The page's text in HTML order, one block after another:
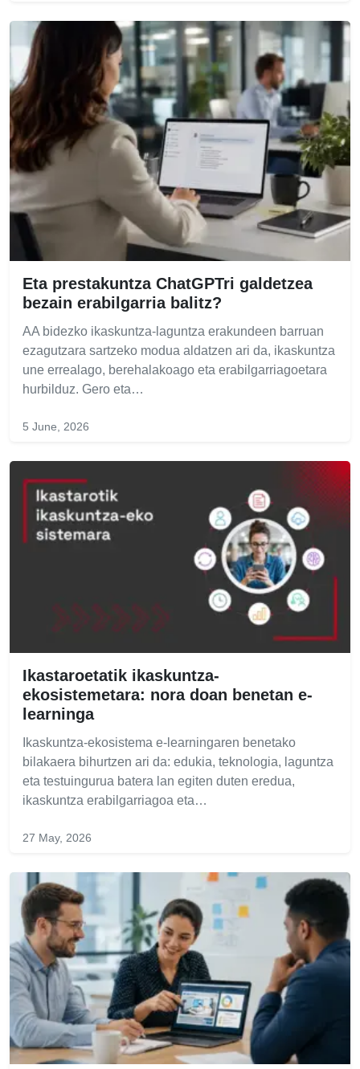
Eta prestakuntza ChatGPTri galdetzea
bezain erabilgarria balitz?
AA bidezko ikaskuntza-laguntza erakundeen barruan
ezagutzara sartzeko modua aldatzen ari da, ikaskuntza
une errealago, berehalakoago eta erabilgarriagoetara
hurbilduz. Gero eta…
5 June, 2026
Ikastaroetatik ikaskuntza-
ekosistemetara: nora doan benetan e-
learninga
Ikaskuntza-ekosistema e-learningaren benetako
bilakaera bihurtzen ari da: edukia, teknologia, laguntza
eta testuingurua batera lan egiten duten eredua,
ikaskuntza erabilgarriagoa eta…
27 May, 2026